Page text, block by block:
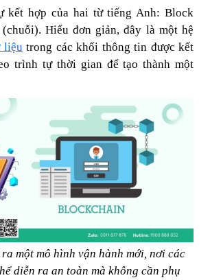
kết hợp của hai từ tiếng Anh: Block
. Hiểu đơn giản, đây là một hệ
liệu trong các khối thông tin được kết
trình tự thời gian để tạo thành một
một mô hình vận hành mới, nơi các
diễn ra an toàn mà không cần phụ